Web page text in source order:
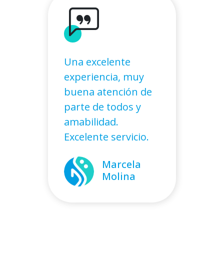
Una excelente
experiencia, muy
buena atención de
parte de todos y
amabilidad.
Excelente servicio.
Marcela
Molina